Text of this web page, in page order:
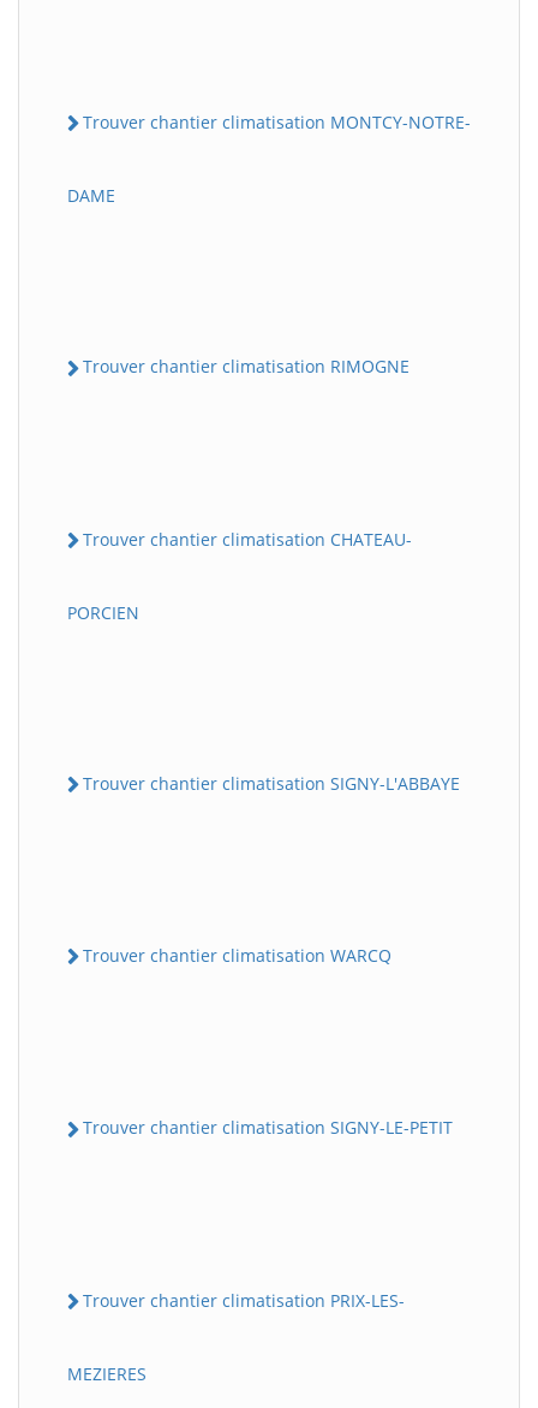
Trouver chantier climatisation MONTCY-NOTRE-
DAME
Trouver chantier climatisation RIMOGNE
Trouver chantier climatisation CHATEAU-
PORCIEN
Trouver chantier climatisation SIGNY-L'ABBAYE
Trouver chantier climatisation WARCQ
Trouver chantier climatisation SIGNY-LE-PETIT
Trouver chantier climatisation PRIX-LES-
MEZIERES